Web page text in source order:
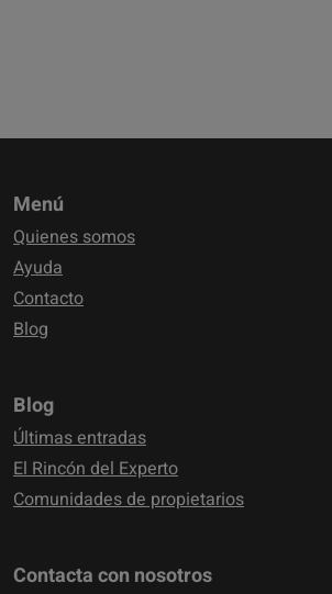
Menú
Quienes somos
Ayuda
Contacto
Blog
Blog
Últimas entradas
El Rincón del Experto
Comunidades de propietarios
Contacta con nosotros